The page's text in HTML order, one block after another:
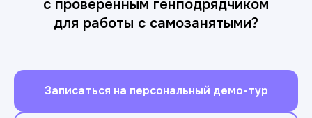
с проверенным генподрядчиком
для работы с самозанятыми?
Записаться на персональный демо-тур